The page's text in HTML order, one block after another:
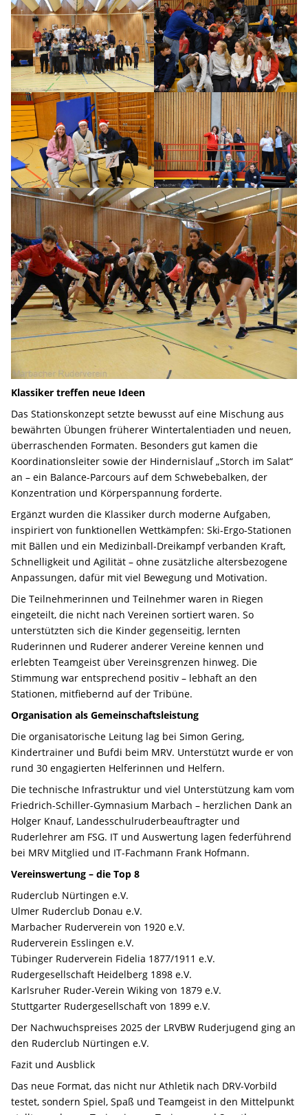
Klassiker treffen neue Ideen
Das Stationskonzept setzte bewusst auf eine Mischung aus
bewährten Übungen früherer Wintertalentiaden und neuen,
überraschenden Formaten. Besonders gut kamen die
Koordinationsleiter sowie der Hindernislauf „Storch im Salat“
an – ein Balance-Parcours auf dem Schwebebalken, der
Konzentration und Körperspannung forderte.
Ergänzt wurden die Klassiker durch moderne Aufgaben,
inspiriert von funktionellen Wettkämpfen: Ski-Ergo-Stationen
mit Bällen und ein Medizinball-Dreikampf verbanden Kraft,
Schnelligkeit und Agilität – ohne zusätzliche altersbezogene
Anpassungen, dafür mit viel Bewegung und Motivation.
Die Teilnehmerinnen und Teilnehmer waren in Riegen
eingeteilt, die nicht nach Vereinen sortiert waren. So
unterstützten sich die Kinder gegenseitig, lernten
Ruderinnen und Ruderer anderer Vereine kennen und
erlebten Teamgeist über Vereinsgrenzen hinweg. Die
Stimmung war entsprechend positiv – lebhaft an den
Stationen, mitfiebernd auf der Tribüne.
Organisation als Gemeinschaftsleistung
Die organisatorische Leitung lag bei Simon Gering,
Kindertrainer und Bufdi beim MRV. Unterstützt wurde er von
rund 30 engagierten Helferinnen und Helfern.
Die technische Infrastruktur und viel Unterstützung kam vom
Friedrich-Schiller-Gymnasium Marbach – herzlichen Dank an
Holger Knauf, Landesschulruderbeauftragter und
Ruderlehrer am FSG. IT und Auswertung lagen federführend
bei MRV Mitglied und IT-Fachmann Frank Hofmann.
Vereinswertung – die Top 8
Ruderclub Nürtingen e.V.
Ulmer Ruderclub Donau e.V.
Marbacher Ruderverein von 1920 e.V.
Ruderverein Esslingen e.V.
Tübinger Ruderverein Fidelia 1877/1911 e.V.
Rudergesellschaft Heidelberg 1898 e.V.
Karlsruher Ruder-Verein Wiking von 1879 e.V.
Stuttgarter Rudergesellschaft von 1899 e.V.
Der Nachwuchspreises 2025 der LRVBW Ruderjugend ging an
den Ruderclub Nürtingen e.V.
Fazit und Ausblick
Das neue Format, das nicht nur Athletik nach DRV-Vorbild
testet, sondern Spiel, Spaß und Teamgeist in den Mittelpunkt